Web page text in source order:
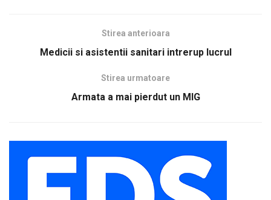
Stirea anterioara
Medicii si asistentii sanitari intrerup lucrul
Stirea urmatoare
Armata a mai pierdut un MIG